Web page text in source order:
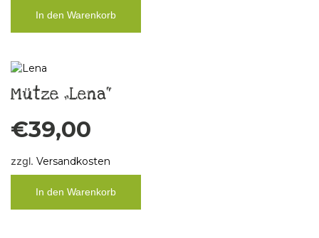
In den Warenkorb
Mütze „Lena“
€39,00
zzgl. Versandkosten
In den Warenkorb